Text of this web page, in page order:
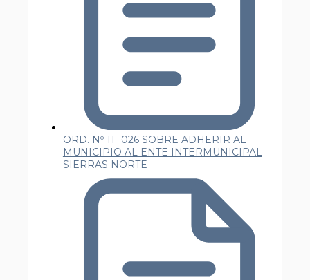
ORD. Nº 11- 026 SOBRE ADHERIR AL
MUNICIPIO AL ENTE INTERMUNICIPAL
SIERRAS NORTE